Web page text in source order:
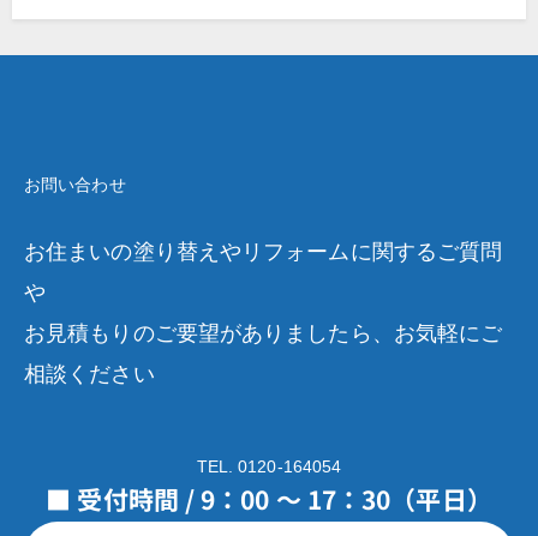
お問い合わせ
お住まいの塗り替えやリフォームに関するご質問
や
お見積もりのご要望がありましたら、お気軽にご
相談ください
TEL. 0120-164054
■ 受付時間 / 9：00 ～ 17：30（平日）